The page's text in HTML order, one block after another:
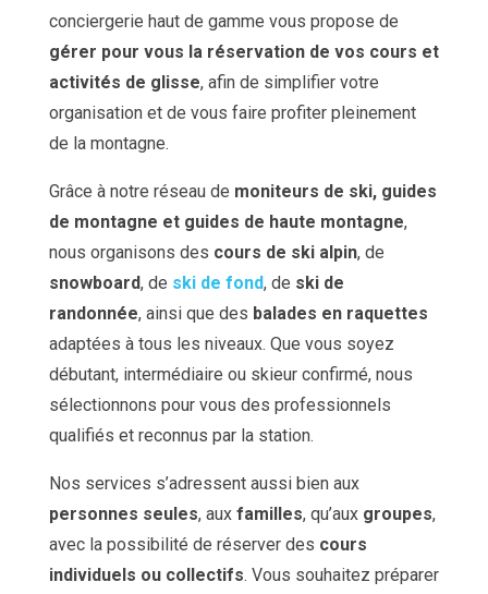
conciergerie haut de gamme vous propose de
gérer pour vous la réservation de vos cours et
activités de glisse, afin de simplifier votre
organisation et de vous faire profiter pleinement
de la montagne.
Grâce à notre réseau de moniteurs de ski, guides
de montagne et guides de haute montagne,
nous organisons des cours de ski alpin, de
snowboard, de ski de fond, de ski de
randonnée, ainsi que des balades en raquettes
adaptées à tous les niveaux. Que vous soyez
débutant, intermédiaire ou skieur confirmé, nous
sélectionnons pour vous des professionnels
qualifiés et reconnus par la station.
Nos services s’adressent aussi bien aux
personnes seules, aux familles, qu’aux groupes,
avec la possibilité de réserver des cours
individuels ou collectifs. Vous souhaitez préparer